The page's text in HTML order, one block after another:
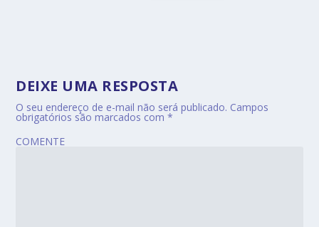
DEIXE UMA RESPOSTA
O seu endereço de e-mail não será publicado. Campos
obrigatórios são marcados com*
COMENTE